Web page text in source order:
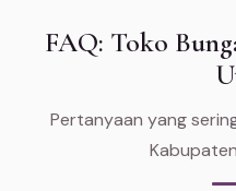
FAQ: Toko
Pertanyaan yang